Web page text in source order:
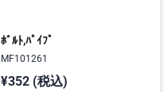
ﾎﾞﾙﾄ,ﾊﾟｲﾌﾟ
MF101261
¥352 (税込)